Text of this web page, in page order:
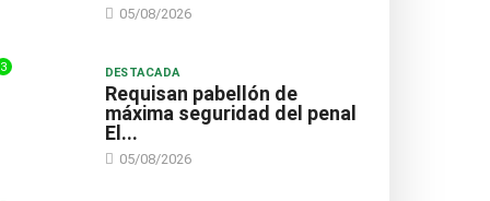
05/08/2026
3 DESTACADA
Requisan pabellón de
máxima seguridad del penal
El...
05/08/2026